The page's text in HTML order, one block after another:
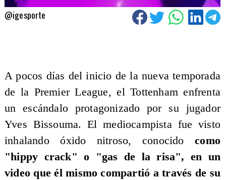
@igesporte
A pocos días del inicio de la nueva temporada
de la Premier League, el Tottenham enfrenta
un escándalo protagonizado por su jugador
Yves Bissouma. El mediocampista fue visto
inhalando óxido nitroso, conocido como
"hippy crack" o "gas de la risa", en un
video que él mismo compartió a través de su